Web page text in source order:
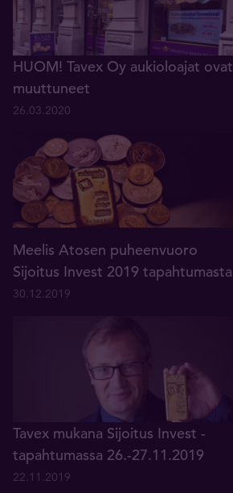
HUOM! Tavex Oy aukioloajat ovat
muuttuneet
26.03.2020
Meelis Atosen puheenvuoro
Sijoitus Invest 2019 tapahtumasta
30.12.2019
Tavex mukana Sijoitus Invest -
tapahtumassa 26.-27.11.2019
22.11.2019